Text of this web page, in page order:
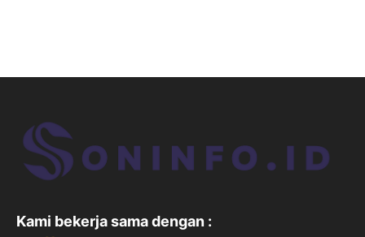
Kami bekerja sama dengan :